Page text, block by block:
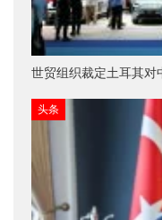
世贸组织裁定土耳其对
头条